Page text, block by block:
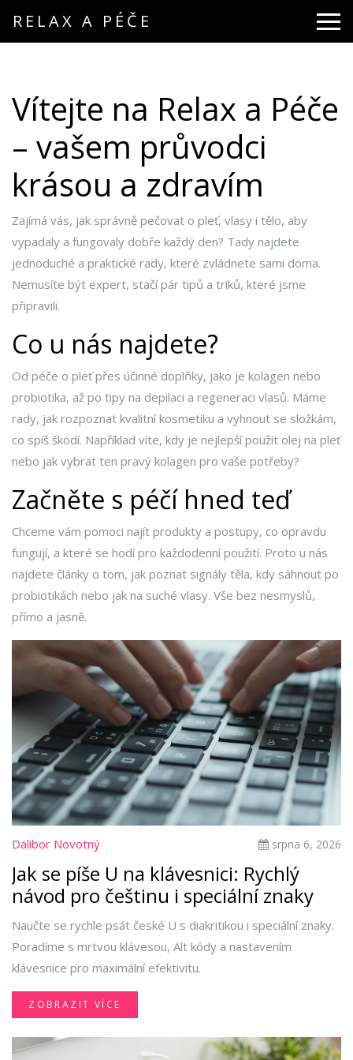
RELAX A PÉČE
Vítejte na Relax a Péče
– vašem průvodci
krásou a zdravím
Zajímá vás, jak správně pečovat o pleť, vlasy i tělo, aby
vypadaly a fungovaly dobře každý den? Tady najdete
jednoduché a praktické rady, které zvládnete sami doma.
Nemusíte být expert, stačí pár tipů a triků, které jsme
připravili.
Co u nás najdete?
Od péče o pleť přes účinné doplňky, jako je kolagen nebo
probiotika, až po tipy na depilaci a regeneraci vlasů. Máme
rady, jak rozpoznat kvalitní kosmetiku a vyhnout se složkám,
co spíš škodí. Například víte, kdy je nejlepší použít olej na pleť
nebo jak vybrat ten pravý kolagen pro vaše potřeby?
Začněte s péčí hned teď
Chceme vám pomoci najít produkty a postupy, co opravdu
fungují, a které se hodí pro každodenní použití. Proto u nás
najdete články o tom, jak poznat signály těla, kdy sáhnout po
probiotikách nebo jak na suché vlasy. Vše bez nesmyslů,
přímo a jasně.
Dalibor Novotný srpna 6, 2026
Jak se píše U na klávesnici: Rychlý
návod pro češtinu i speciální znaky
Naučte se rychle psát české U s diakritikou i speciální znaky.
Poradíme s mrtvou klávesou, Alt kódy a nastavením
klávesnice pro maximální efektivitu.
ZOBRAZIT VÍCE